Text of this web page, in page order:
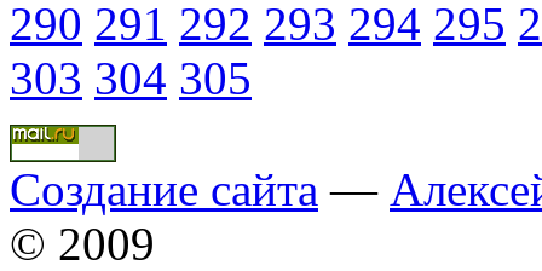
290 291 292 293 294 295
303 304 305
Создание сайта —
© 2009